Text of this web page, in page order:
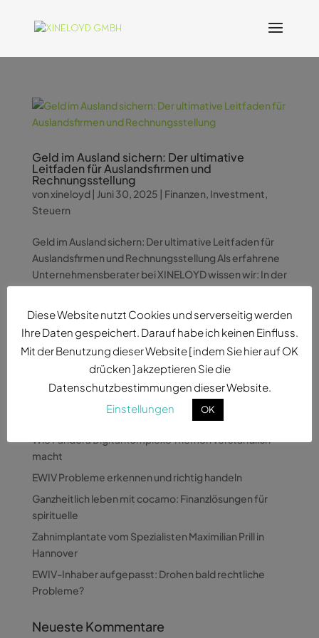
Geld im Ausland sichern: Der ultimative
Leitfaden für Auslandsfirmen und
Rechnungsstellung
vonxineloyd| Juni 30, 2025 | Finanzen, Investment,
Steuern
Geld im Ausland sichern: Der ultimative Leitfaden für
Auslandsfirmen und Rechnungsstellung Als erfahrene
Unternehmensberater bei XINELOYD wissen wir: In der
globalisierten Wirtschaftswelt bieten internationale
effektive...
Neueste Beiträge
Wie Pandora Digital komplexe Themen verständlich
macht
EWIV Probleme erkennen und richtig handeln
Ganzheitlich leben mit cocamo: Finanzlösungen für
spirituelle
Zahnimplantate vom Spezialisten Maximilian Prill in
Hannover
EWIV-Inhaber aufgepasst: Drohen bald rechtliche
Probleme?
Neueste Kommentare
Diese Website nutzt Cookies und serverseitig werden
Ihre Daten gespeichert. Darauf habe ich keinen Einfluss.
Mit der Benutzung dieser Website [ indem Sie hier auf OK
drücken ] akzeptieren Sie die
Datenschutzbestimmungen dieser Website.
Einstellungen
OK